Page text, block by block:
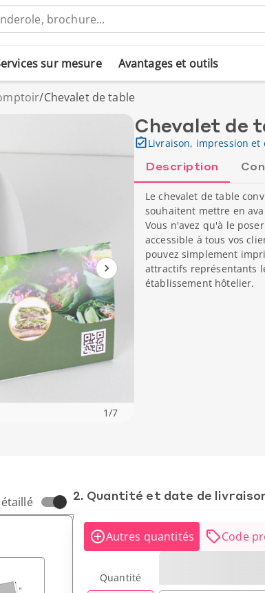
sur mesure Avantages et outils
/Chevalet de table
1/7
Chevalet de
Livraison, impression
Description
Le chevalet de table
souhaitent mettre en
Vous n'avez qu'à le
accessible à tous vos
pouvez simplement
attractifs représentants
établissement hôtelier.
2. Quantité et date de
Autres quantités Code
Quantité